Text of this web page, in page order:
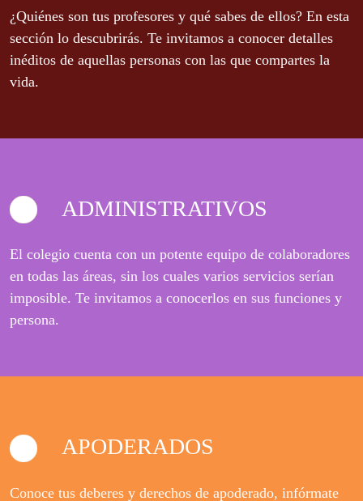
¿Quiénes son tus profesores y qué sabes de ellos? En esta
sección lo descubrirás. Te invitamos a conocer detalles
inéditos de aquellas personas con las que compartes la
vida.
ADMINISTRATIVOS
El colegio cuenta con un potente equipo de colaboradores
en todas las áreas, sin los cuales varios servicios serían
imposible. Te invitamos a conocerlos en sus funciones y
persona.
APODERADOS
Conoce tus deberes y derechos de apoderado, infórmate